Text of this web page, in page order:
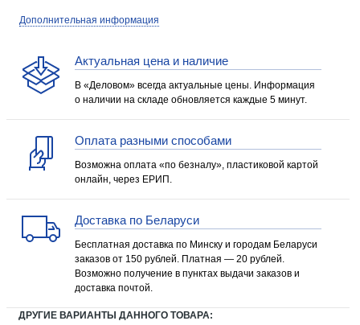
Дополнительная информация
Актуальная цена и наличие
В «Деловом» всегда актуальные цены. Информация
о наличии на складе обновляется каждые 5 минут.
Оплата разными способами
Возможна оплата «по безналу», пластиковой картой
онлайн, через ЕРИП.
Доставка по Беларуси
Бесплатная доставка по Минску и городам Беларуси
заказов от 150 рублей. Платная — 20 рублей.
Возможно получение в пунктах выдачи заказов и
доставка почтой.
ДРУГИЕ ВАРИАНТЫ ДАННОГО ТОВАРА: